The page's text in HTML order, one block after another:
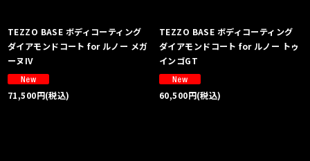
TEZZO BASE ボディコーティング
ダイアモンドコート for ルノー メガ
ーヌIV
71,500円(税込)
TEZZO BASE ボディコーティング
ダイアモンドコート for ルノー トゥ
インゴGT
60,500円(税込)